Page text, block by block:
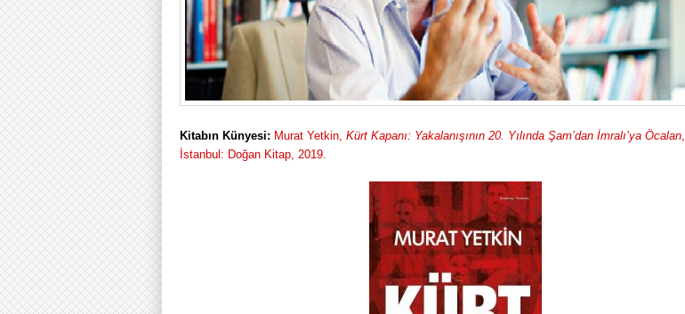
Kitabın Künyesi: Murat Yetkin, Kürt Kapanı: Yakalanışının 20. Yılında Şam’dan İmralı’ya Öcalan,
İstanbul: Doğan Kitap, 2019.